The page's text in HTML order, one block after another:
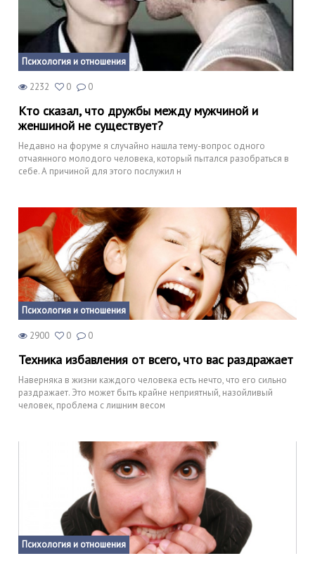
Психология и отношения
2232 0 0
Кто сказал, что дружбы между мужчиной и
женшиной не существует?
Недавно на форуме я случайно нашла тему-вопрос одного
отчаянного молодого человека, который пытался разобраться в
себе. А причиной для этого послужил н
Психология и отношения
2900 0 0
Техника избавления от всего, что вас раздражает
Наверняка в жизни каждого человека есть нечто, что его сильно
раздражает. Это может быть крайне неприятный, назойливый
человек, проблема с лишним весом
Психология и отношения